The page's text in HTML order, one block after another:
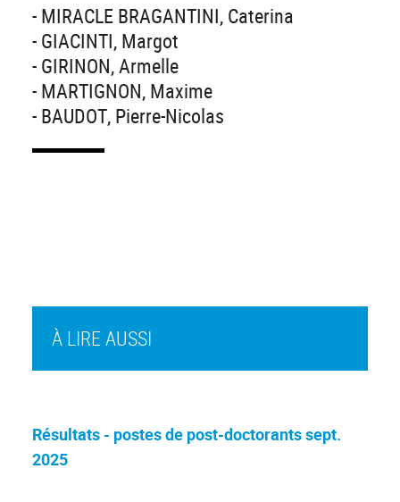
- MIRACLE BRAGANTINI, Caterina
- GIACINTI, Margot
- GIRINON, Armelle
- MARTIGNON, Maxime
- BAUDOT, Pierre-Nicolas
À LIRE AUSSI
Résultats - postes de post-doctorants sept.
2025